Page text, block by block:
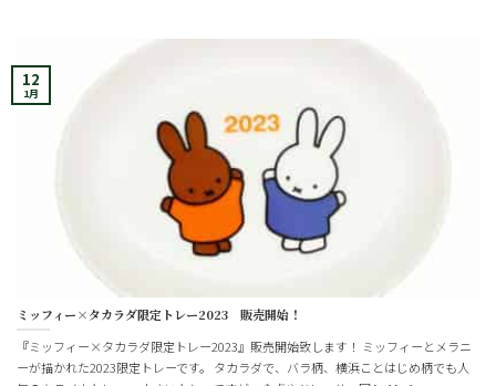
ミッフィー×タカラダ限定トレー2023 販売開始！
『ミッフィー×タカラダ限定トレー2023』販売開始致します！ ミッフィーとメラニ
ーが描かれた2023限定トレーです。 タカラダで、バラ柄、横浜ことはじめ柄でも人
12
1月